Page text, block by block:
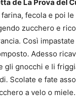
de La Prova del
fecola e poi
zucchero e
Così
Adesso
gli gnocchi e li
Scolate e fate
a velo o